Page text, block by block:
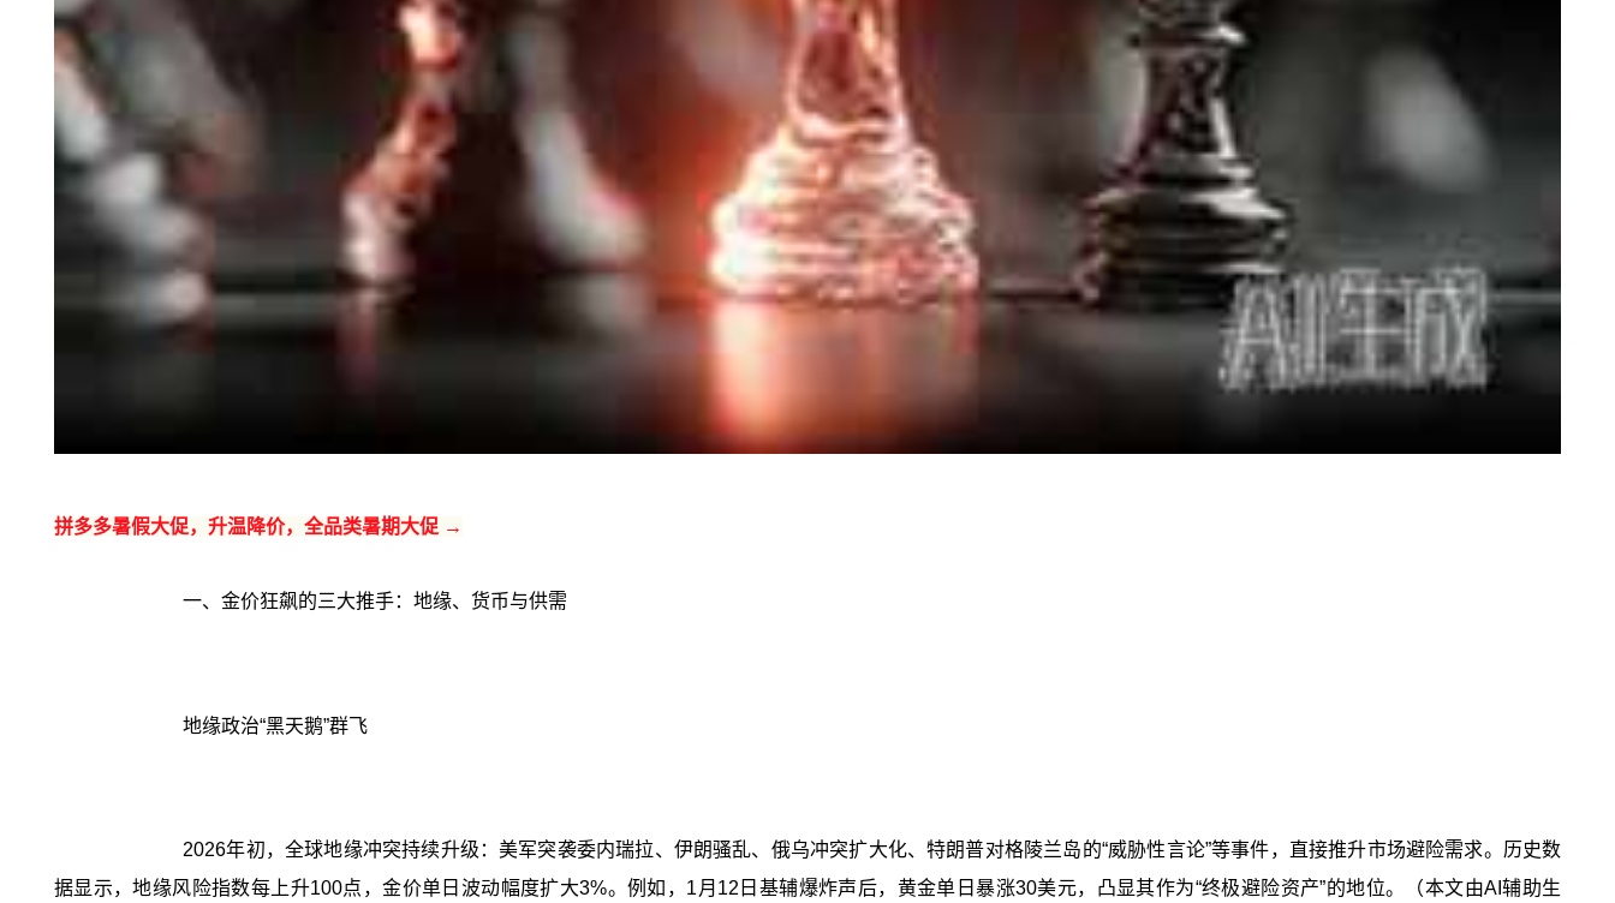
拼多多暑假大促，升温降价，全品类暑期大促 →
一、金价狂飙的三大推手：地缘、货币与供需
地缘政治“黑天鹅”群飞
2026年初，全球地缘冲突持续升级：美军突袭委内瑞拉、伊朗骚乱、俄乌冲突扩大化、特朗普对格陵兰岛的“威胁性言论”等事件，直接推升市场避险需求。历史数
据显示，地缘风险指数每上升100点，金价单日波动幅度扩大3%。例如，1月12日基辅爆炸声后，黄金单日暴涨30美元，凸显其作为“终极避险资产”的地位。（本文由AI辅助生